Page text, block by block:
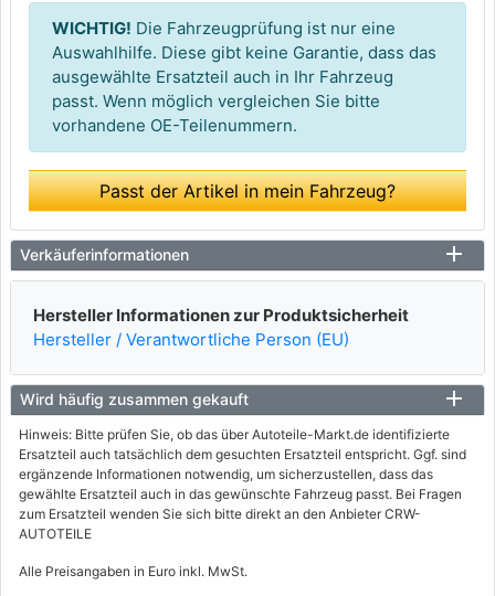
WICHTIG! Die Fahrzeugprüfung ist nur eine
Auswahlhilfe. Diese gibt keine Garantie, dass das
ausgewählte Ersatzteil auch in Ihr Fahrzeug
passt. Wenn möglich vergleichen Sie bitte
vorhandene OE-Teilenummern.
Passt der Artikel in mein Fahrzeug?
Verkäuferinformationen
Hersteller Informationen zur Produktsicherheit
Hersteller / Verantwortliche Person (EU)
Wird häufig zusammen gekauft
Hinweis: Bitte prüfen Sie, ob das über Autoteile-Markt.de identifizierte
Ersatzteil auch tatsächlich dem gesuchten Ersatzteil entspricht. Ggf. sind
ergänzende Informationen notwendig, um sicherzustellen, dass das
gewählte Ersatzteil auch in das gewünschte Fahrzeug passt. Bei Fragen
zum Ersatzteil wenden Sie sich bitte direkt an den Anbieter CRW-
AUTOTEILE
Alle Preisangaben in Euro inkl. MwSt.